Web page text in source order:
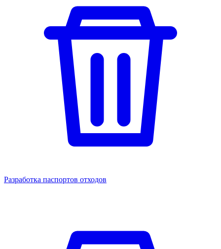
Разработка паспортов отходов